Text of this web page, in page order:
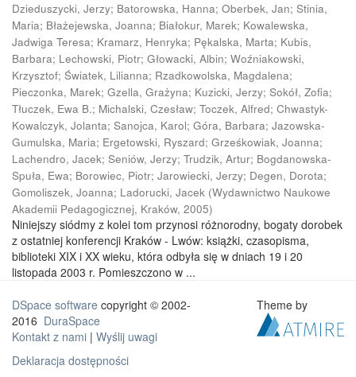
Dzieduszycki, Jerzy; Batorowska, Hanna; Oberbek, Jan; Stinia,
Maria; Błażejewska, Joanna; Białokur, Marek; Kowalewska,
Jadwiga Teresa; Kramarz, Henryka; Pękalska, Marta; Kubis,
Barbara; Lechowski, Piotr; Głowacki, Albin; Woźniakowski,
Krzysztof; Światek, Lilianna; Rzadkowolska, Magdalena;
Pieczonka, Marek; Gzella, Grażyna; Kuzicki, Jerzy; Sokół, Zofia;
Tłuczek, Ewa B.; Michalski, Czesław; Toczek, Alfred; Chwastyk-
Kowalczyk, Jolanta; Sanojca, Karol; Góra, Barbara; Jazowska-
Gumulska, Maria; Ergetowski, Ryszard; Grześkowiak, Joanna;
Lachendro, Jacek; Seniów, Jerzy; Trudzik, Artur; Bogdanowska-
Spuła, Ewa; Borowiec, Piotr; Jarowiecki, Jerzy; Degen, Dorota;
Gomoliszek, Joanna; Ladorucki, Jacek (Wydawnictwo Naukowe
Akademii Pedagogicznej, Kraków, 2005)
Niniejszy siódmy z kolei tom przynosi różnorodny, bogaty dorobek
z ostatniej konferencji Kraków - Lwów: książki, czasopisma,
biblioteki XIX i XX wieku, która odbyła się w dniach 19 i 20
listopada 2003 r. Pomieszczono w ...
DSpace software copyright © 2002-
2016 DuraSpace
Kontakt z nami | Wyślij uwagi
Deklaracja dostępności
Theme by